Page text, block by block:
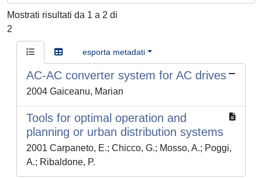
Mostrati risultati da 1 a 2 di
2
esporta metadati
AC-AC converter system for AC drives
2004 Gaiceanu, Marian
Tools for optimal operation and
planning or urban distribution systems
2001 Carpaneto, E.; Chicco, G.; Mosso, A.; Poggi,
A.; Ribaldone, P.